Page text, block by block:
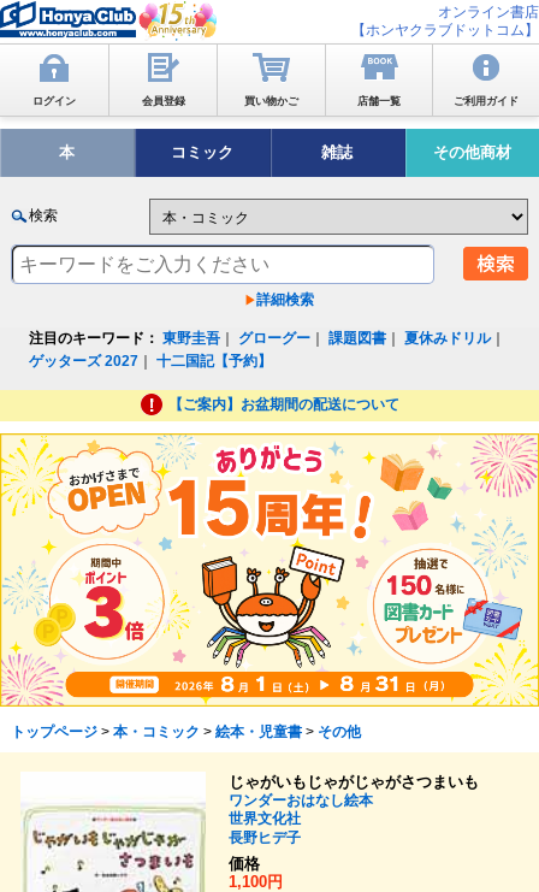
オンライン書店
【ホンヤクラブドットコム】
ログイン 会員登録 買い物かご 店舗一覧 ご利用ガイド
本 コミック 雑誌 その他商材
検索
詳細検索
注目のキーワード： 東野圭吾 グローグー ｜課題図書 ｜夏休みドリル｜
ゲッターズ 2027 ｜十二国記【予約】
【ご案内】お盆期間の配送について
トップページ> 本・コミック > 絵本・児童書> その他
じゃがいもじゃがじゃがさつまいも
ワンダーおはなし絵本
世界文化社
長野ヒデ子
価格
1,100円